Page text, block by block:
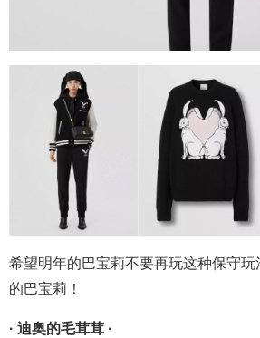
希望明年的巴宝莉不要再玩这种保守
的巴宝莉！
· 迪奥的毛茸茸 ·